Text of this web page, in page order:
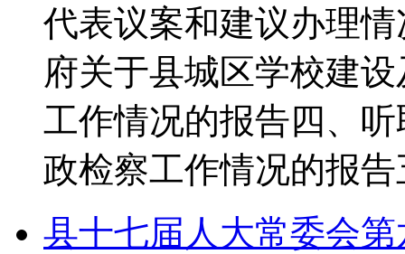
代表议案和建议办理
府关于县城区学校建
工作情况的报告四、
政检察工作情况的报
县十七届人大常委会